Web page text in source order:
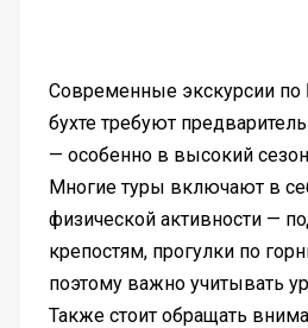
Современные экскурсии по
бухте требуют
— особенно в высокий
Многие туры включают в
физической активности —
крепостям, прогулки по
поэтому важно учитывать
Также стоит обращать